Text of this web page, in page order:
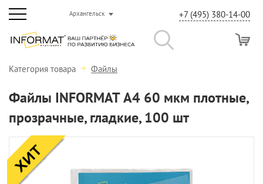
Архангельск +7 (495) 380-14-00
Категория товара Файлы
Файлы INFORMAT А4 60 мкм плотные,
прозрачные, гладкие, 100 шт